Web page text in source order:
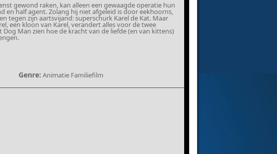
gewond raken, kan alleen een gewaagde operatie hun
en half agent. Zolang hij niet afgeleid is door eekhoorns,
tegen zijn aartsvijand: superschurk Karel de Kat. Maar
een kloon van Karel, verandert alles voor de twee
Man zien hoe de kracht van de liefde (en van kittens)
Genre: Animatie Familiefilm